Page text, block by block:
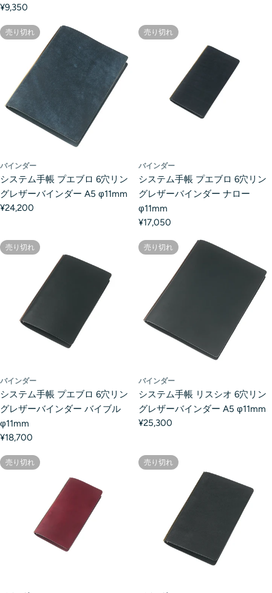
¥9,350
売り切れ
バインダー
システム手帳 プエブロ 6穴リン
グレザーバインダー A5 φ11mm
¥24,200
売り切れ
バインダー
システム手帳 プエブロ 6穴リン
グレザーバインダー ナロー
φ11mm
¥17,050
売り切れ
バインダー
システム手帳 プエブロ 6穴リン
グレザーバインダー バイブル
φ11mm
¥18,700
売り切れ
バインダー
システム手帳 リスシオ 6穴リン
グレザーバインダー A5 φ11mm
¥25,300
売り切れ 売り切れ